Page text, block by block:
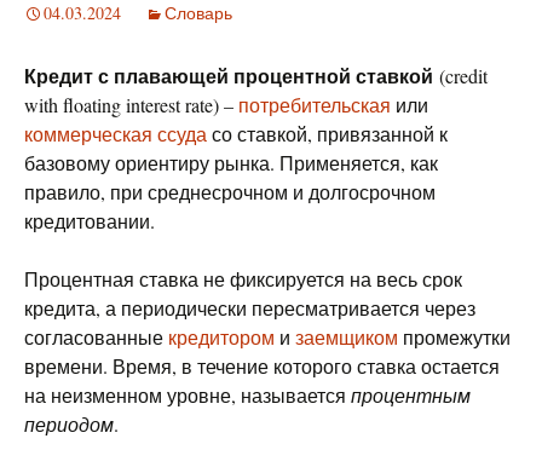
04.03.2024 Словарь
Кредит с плавающей процентной ставкой (credit
with floating interest rate) – потребительская или
коммерческая ссуда со ставкой, привязанной к
базовому ориентиру рынка. Применяется, как
правило, при среднесрочном и долгосрочном
кредитовании.
Процентная ставка не фиксируется на весь срок
кредита, а периодически пересматривается через
согласованные кредитором и заемщиком промежутки
времени. Время, в течение которого ставка остается
на неизменном уровне, называется процентным
периодом.